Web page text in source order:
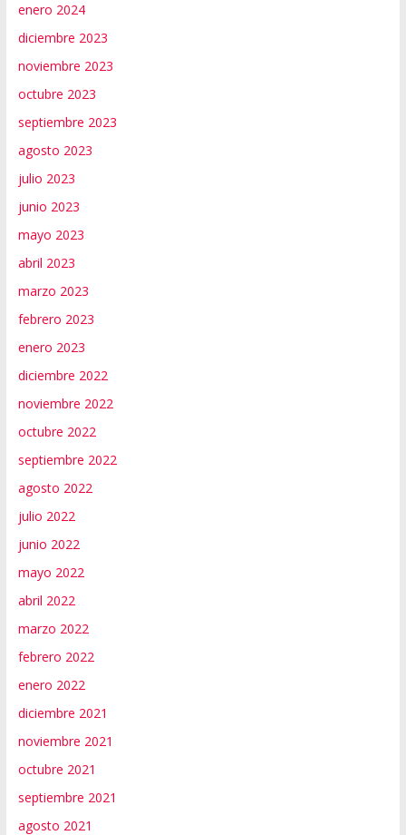
enero 2024
diciembre 2023
noviembre 2023
octubre 2023
septiembre 2023
agosto 2023
julio 2023
junio 2023
mayo 2023
abril 2023
marzo 2023
febrero 2023
enero 2023
diciembre 2022
noviembre 2022
octubre 2022
septiembre 2022
agosto 2022
julio 2022
junio 2022
mayo 2022
abril 2022
marzo 2022
febrero 2022
enero 2022
diciembre 2021
noviembre 2021
octubre 2021
septiembre 2021
agosto 2021